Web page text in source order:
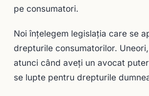
pe consumatori.
Noi înțelegem legislația care se
drepturile consumatorilor.
atunci când aveți un avocat
se lupte pentru drepturile